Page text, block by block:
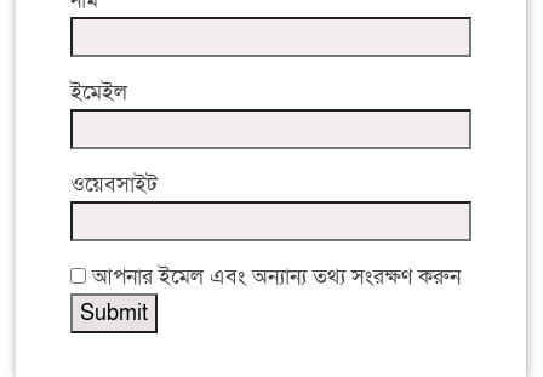
ইমেইল
ওয়েবসাইট
আপনার ইমেল এবং অন্যান্য তথ্য সংরক্ষণ করুন